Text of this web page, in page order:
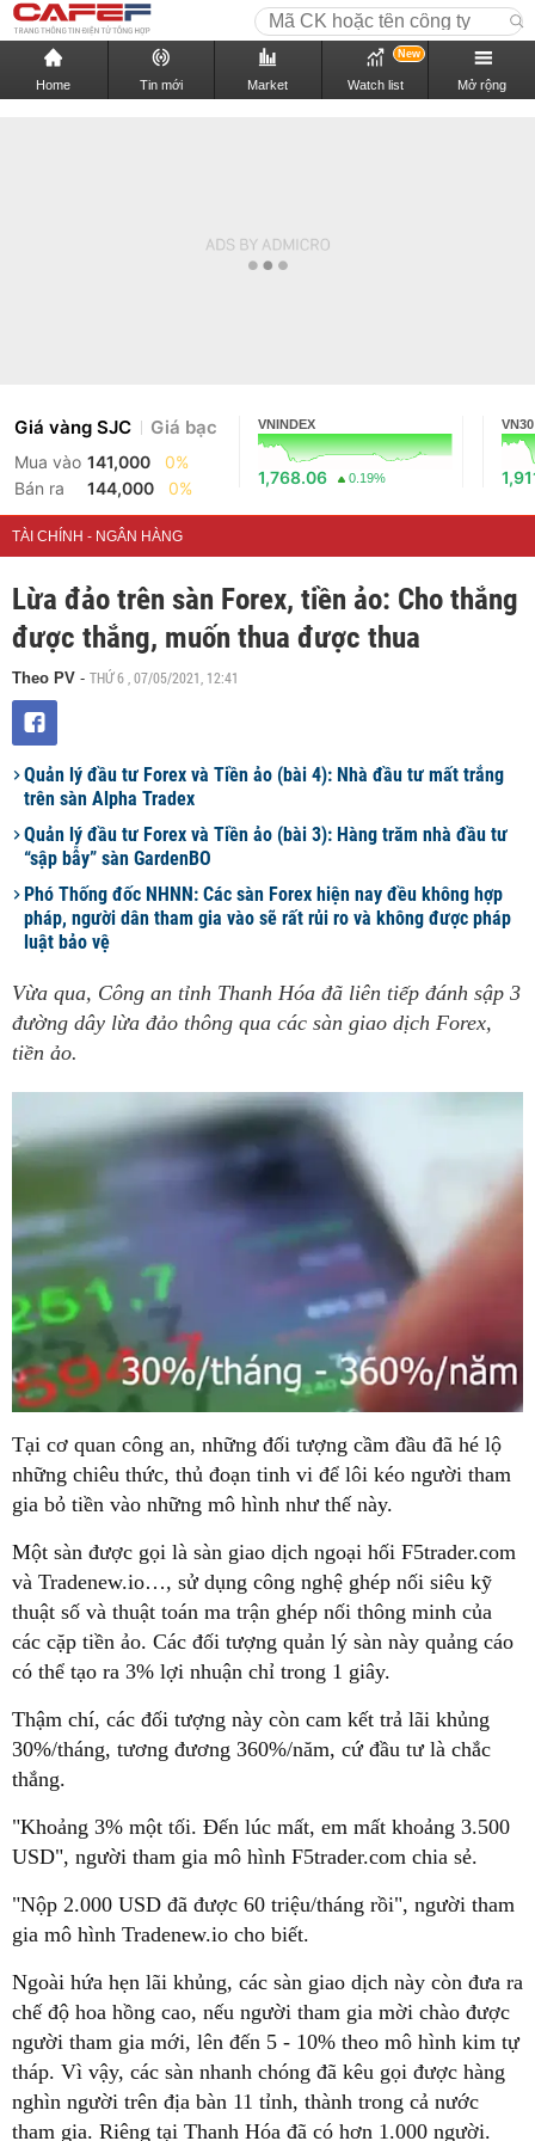
Home Tin mới Market Watch list
New
Mở rộng
Giá vàng SJC Giá bạc
Mua vào 141,000
0%
Bán ra
144,000 0%
VNINDEX
1,768.06 0.19%
VN30
TÀI CHÍNH - NGÂN HÀNG
Lừa đảo trên sàn Forex, tiền ảo: Cho thắng
được thắng, muốn thua được thua
Theo PV - THỨ 6 , 07/05/2021, 12:41
Quản lý đầu tư Forex và Tiền ảo (bài 4): Nhà đầu tư mất trắng
trên sàn Alpha Tradex
Quản lý đầu tư Forex và Tiền ảo (bài 3): Hàng trăm nhà đầu tư
“sập bẫy” sàn GardenBO
Phó Thống đốc NHNN: Các sàn Forex hiện nay đều không hợp
pháp, người dân tham gia vào sẽ rất rủi ro và không được pháp
luật bảo vệ
Vừa qua, Công an tỉnh Thanh Hóa đã liên tiếp đánh sập 3
đường dây lừa đảo thông qua các sàn giao dịch Forex,
tiền ảo.
Tại cơ quan công an, những đối tượng cầm đầu đã hé lộ
những chiêu thức, thủ đoạn tinh vi để lôi kéo người tham
gia bỏ tiền vào những mô hình như thế này.
Một sàn được gọi là sàn giao dịch ngoại hối F5trader.com
và Tradenew.io…, sử dụng công nghệ ghép nối siêu kỹ
thuật số và thuật toán ma trận ghép nối thông minh của
các cặp tiền ảo. Các đối tượng quản lý sàn này quảng cáo
có thể tạo ra 3% lợi nhuận chỉ trong 1 giây.
Thậm chí, các đối tượng này còn cam kết trả lãi khủng
30%/tháng, tương đương 360%/năm, cứ đầu tư là chắc
thắng.
"Khoảng 3% một tối. Đến lúc mất, em mất khoảng 3.500
USD", người tham gia mô hình F5trader.com chia sẻ.
"Nộp 2.000 USD đã được 60 triệu/tháng rồi", người tham
gia mô hình Tradenew.io cho biết.
Ngoài hứa hẹn lãi khủng, các sàn giao dịch này còn đưa ra
chế độ hoa hồng cao, nếu người tham gia mời chào được
người tham gia mới, lên đến 5 - 10% theo mô hình kim tự
tháp. Vì vậy, các sàn nhanh chóng đã kêu gọi được hàng
nghìn người trên địa bàn 11 tỉnh, thành trong cả nước
tham gia. Riêng tại Thanh Hóa đã có hơn 1.000 người.